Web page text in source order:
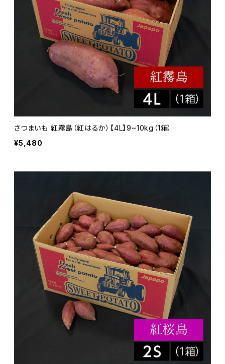
さつまいも 紅霧島（紅はるか）【4L】9~10kg（1箱）
¥5,480